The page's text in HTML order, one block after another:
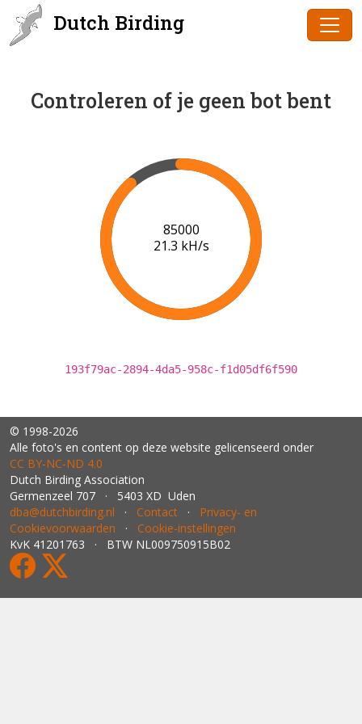
Dutch Birding
Controleren of je geen bot bent
88000
21.4 kH/s
193f79ac-2894-4da5-958c-f1d05df6f590
© 1998-2026
Alle foto's en content op deze website gelicenseerd onder
CC BY‑NC‑ND 4.0
Dutch Birding Association
Germenzeel 707 · 5403 XD Uden
dba@dutchbirding.nl · Contact · Privacy- en
Cookievoorwaarden · Cookie-instellingen
KvK 41201763 · BTW NL009750915B02